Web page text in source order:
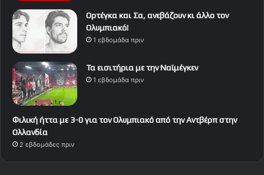
Ορτέγκα και Σα, ανεβάζουν κι άλλο τον
Ολυμπιακό!
1 εβδομάδα πριν
Τα εισιτήρια με την Ναϊμέγκεν
1 εβδομάδα πριν
Φιλική ήττα με 3-0 για τον Ολυμπιακό από την Αντβέρπ στην
Ολλανδία
2 εβδομάδες πριν